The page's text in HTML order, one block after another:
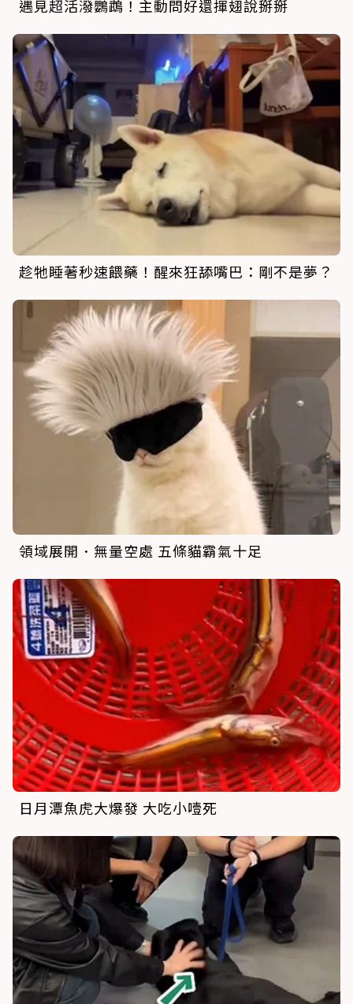
遇見超活潑鸚鵡！主動問好還揮翅說掰掰
趁牠睡著秒速餵藥！醒來狂舔嘴巴：剛不是夢？
領域展開．無量空處 五條貓霸氣十足
日月潭魚虎大爆發 大吃小噎死